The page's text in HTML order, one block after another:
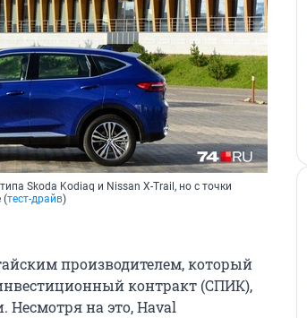
Skoda Kodiaq и Nissan X-Trail, но с точки
(тест-драйв)
производителем, который
контракт (СПИК),
на это, Haval